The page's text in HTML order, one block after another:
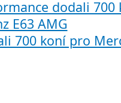
700 koní pro